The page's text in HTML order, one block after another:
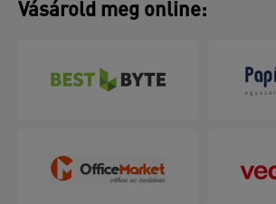
Vásárold meg online: